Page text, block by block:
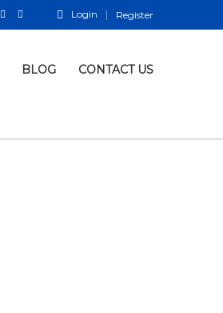
Login Register
BLOG CONTACT US